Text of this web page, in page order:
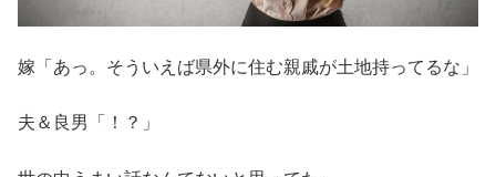
嫁「あっ。そういえば県外に住む親戚が土地持ってるな」
夫＆良男「！？」